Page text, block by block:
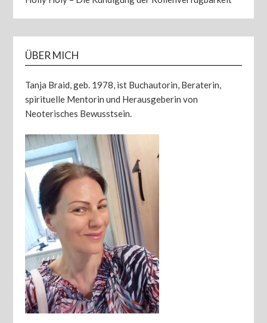
ÜBER MICH
Tanja Braid, geb. 1978, ist Buchautorin, Beraterin,
spirituelle Mentorin und Herausgeberin von
Neoterisches Bewusstsein.